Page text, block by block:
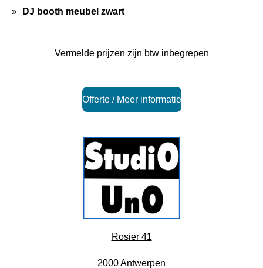
DJ booth meubel zwart
Vermelde prijzen zijn btw inbegrepen
Offerte / Meer informatie
Rosier 41
2000 Antwerpen